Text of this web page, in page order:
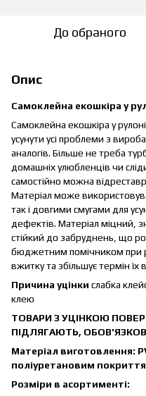
До обраного
Опис
Самоклейна екошкіра у
Самоклейна екошкіра у
усунути усі проблеми з
аналогів. Більше не треба
домашніх улюбленців чи
самостійно можна
Матеріал може
так і довгими смугами для
дефектів. Матеріал міцний,
стійкий до забруднень, що
бюджетним помічником при
вжитку та збільшує термін їх
Причина уцінки слабка
клею
ТОВАРИ З УЦІНКОЮ
ПІДЛЯГАЮТЬ,
Матеріал виготовлення:
поліуретановим
Розміри в асортименті: